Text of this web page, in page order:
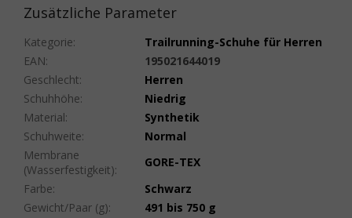
Zusätzliche Parameter
Kategorie:
Trailrunning-Schuhe für Herren
EAN:
195021644019
Geschlecht:
Herren
Schuhhöhe:
Niedrig
Material:
Synthetik
Schuhweite:
Normal
Membrane
(Wasserfestigkeit):
GORE-TEX
Farbe:
Schwarz
Gewicht/Paar (g):
491 bis 750 g